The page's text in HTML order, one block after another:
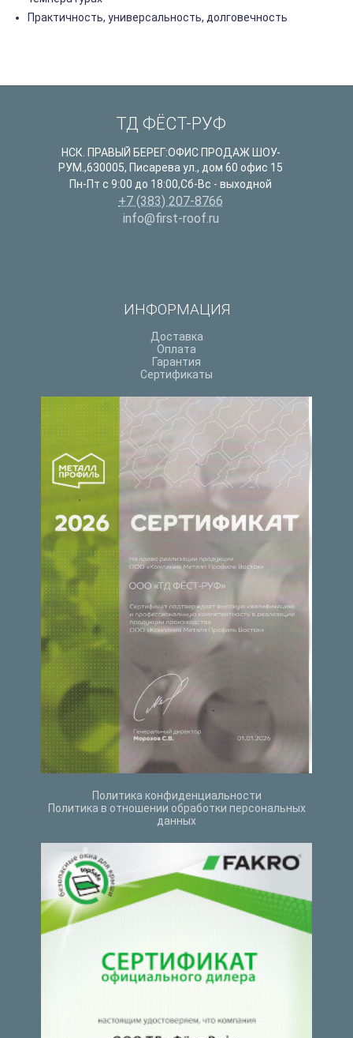
Практичность, универсальность, долговечность
ТД ФЁСТ-РУФ
НСК. ПРАВЫЙ БЕРЕГ:ОФИС ПРОДАЖ ШОУ-
РУМ.,630005, Писарева ул., дом 60 офис 15
Пн-Пт с 9:00 до 18:00,Сб-Вс - выходной
+7 (383) 207-8766
info@first-roof.ru
ИНФОРМАЦИЯ
Доставка
Оплата
Гарантия
Сертификаты
Политика конфиденциальности
Политика в отношении обработки персональных
данных